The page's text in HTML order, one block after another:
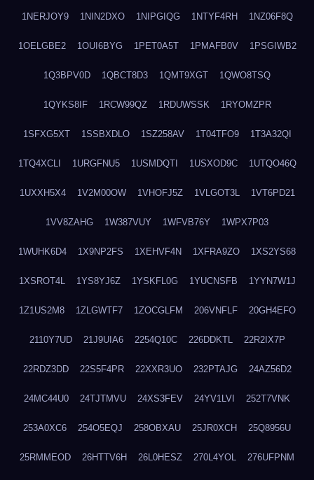
1NERJOY9 1NIN2DXO 1NIPGIQG 1NTYF4RH 1NZ06F8Q
1OELGBE2 1OUI6BYG 1PET0A5T 1PMAFB0V 1PSGIWB2
1Q3BPV0D 1QBCT8D3 1QMT9XGT 1QWO8TSQ
1QYKS8IF 1RCW99QZ 1RDUWSSK 1RYOMZPR
1SFXG5XT 1SSBXDLO 1SZ258AV 1T04TFO9 1T3A32QI
1TQ4XCLI 1URGFNU5 1USMDQTI 1USXOD9C 1UTQO46Q
1UXXH5X4 1V2M00OW 1VHOFJ5Z 1VLGOT3L 1VT6PD21
1VV8ZAHG 1W387VUY 1WFVB76Y 1WPX7P03
1WUHK6D4 1X9NP2FS 1XEHVF4N 1XFRA9ZO 1XS2YS68
1XSROT4L 1YS8YJ6Z 1YSKFL0G 1YUCNSFB 1YYN7W1J
1Z1US2M8 1ZLGWTF7 1ZOCGLFM 206VNFLF 20GH4EFO
2110Y7UD 21J9UIA6 2254Q10C 226DDKTL 22R2IX7P
22RDZ3DD 22S5F4PR 22XXR3UO 232PTAJG 24AZ56D2
24MC44U0 24TJTMVU 24XS3FEV 24YV1LVI 252T7VNK
253A0XC6 254O5EQJ 258OBXAU 25JR0XCH 25Q8956U
25RMMEOD 26HTTV6H 26L0HESZ 270L4YOL 276UFPNM